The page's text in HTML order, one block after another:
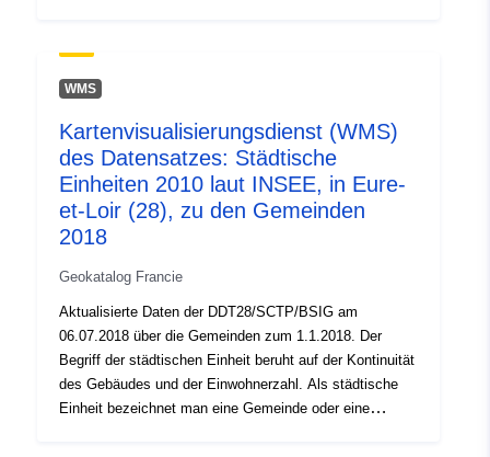
zwei Gebäuden) mit mindestens 2.000 Einwohnern
bezeichnet.Befindet sich die städtische Einheit in einer
bezeichnet. Wenn sich die städtische Einheit über
mehrere Gemeinden erstreckt und jede dieser
Gemeinden mehr als die Hälfte ihrer Bevölkerung in der
durchgehenden Siedlungszone konzentriert, wird sie als
multikommunale Agglomeration bezeichnet. Die
Bezugnahme auf die bei der Volkszählung 2007
WMS
Kartenvisualisierungsdienst (WMS)
des Datensatzes: Städtische
Einheiten 2010 laut INSEE, in Eure-
et-Loir (28), zu den Gemeinden
2018
Geokatalog Francie
Aktualisierte Daten der DDT28/SCTP/BSIG am
06.07.2018 über die Gemeinden zum 1.1.2018. Der
Begriff der städtischen Einheit beruht auf der Kontinuität
des Gebäudes und der Einwohnerzahl. Als städtische
Einheit bezeichnet man eine Gemeinde oder eine